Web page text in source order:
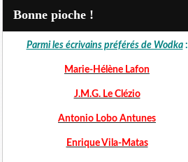
Bonne pioche !
Parmi les écrivains préférés de Wodka:
Marie-Hélène Lafon
J.M.G. Le Clézio
Antonio Lobo Antunes
Enrique Vila-Matas